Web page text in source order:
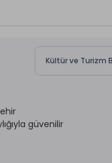
Kültür ve Turizm
güvenilir